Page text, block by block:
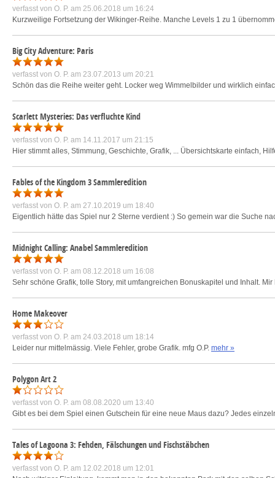
verfasst von O. P. am 25.06.2018 um 16:24
Kurzweilige Fortsetzung der Wikinger-Reihe. Manche Levels 1 zu 1
Big City Adventure: Paris
verfasst von O. P. am 23.07.2013 um 20:21
Schön das die Reihe weiter geht. Locker weg Wimmelbilder und wirklich
Scarlett Mysteries: Das verfluchte Kind
verfasst von O. P. am 14.11.2017 um 21:15
Hier stimmt alles, Stimmung, Geschichte, Grafik, ... Übersichtskarte einfach,
Fables of the Kingdom 3 Sammleredition
verfasst von O. P. am 27.10.2019 um 18:40
Eigentlich hätte das Spiel nur 2 Sterne verdient :) So gemein war die Suche
Midnight Calling: Anabel Sammleredition
verfasst von O. P. am 08.12.2018 um 16:08
Sehr schöne Grafik, tolle Story, mit umfangreichen Bonuskapitel und Inhalt.
Home Makeover
verfasst von O. P. am 24.03.2018 um 18:14
Leider nur mittelmässig. Viele Fehler, grobe Grafik. mfg O.P. mehr »
Polygon Art 2
verfasst von O. P. am 08.08.2020 um 13:40
Gibt es bei dem Spiel einen Gutschein für eine neue Maus dazu? Jedes
Tales of Lagoona 3: Fehden, Fälschungen und Fischstäbchen
verfasst von O. P. am 12.02.2018 um 12:01